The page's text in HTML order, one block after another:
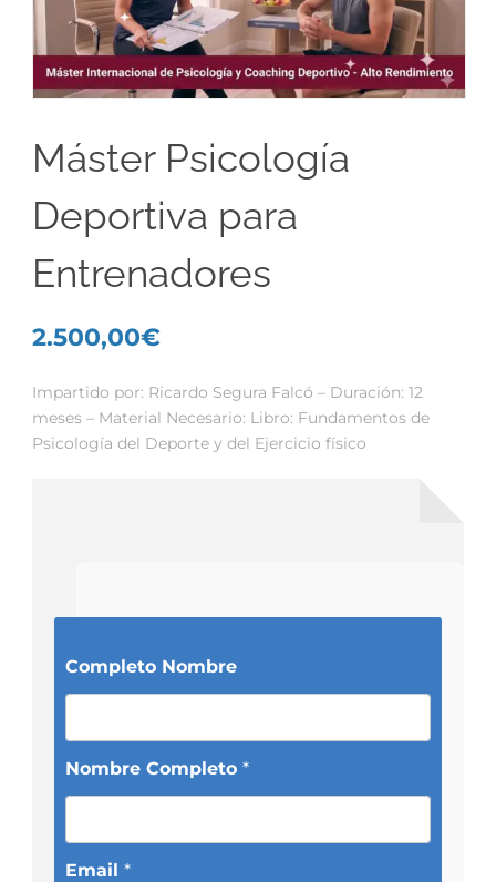
Máster Psicología
Deportiva para
Entrenadores
2.500,00€
Impartido por: Ricardo Segura Falcó – Duración: 12
meses – Material Necesario: Libro: Fundamentos de
Psicología del Deporte y del Ejercicio físico
Completo Nombre
Nombre Completo *
Email *